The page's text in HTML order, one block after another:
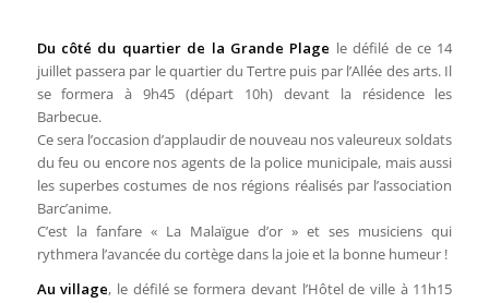
Du côté du quartier de la Grande Plage le défilé de ce 14
juillet passera par le quartier du Tertre puis par l’Allée des arts. Il
se formera à 9h45 (départ 10h) devant la résidence les
Barbecue.
Ce sera l’occasion d’applaudir de nouveau nos valeureux soldats
du feu ou encore nos agents de la police municipale, mais aussi
les superbes costumes de nos régions réalisés par l’association
Barc’anime.
C’est la fanfare « La Malaïgue d’or » et ses musiciens qui
rythmera l’avancée du cortège dans la joie et la bonne humeur !
Au village, le défilé se formera devant l’Hôtel de ville à 11h15